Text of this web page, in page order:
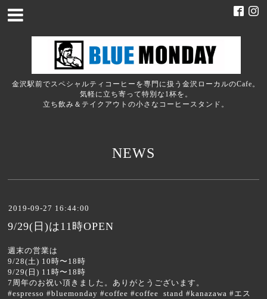
金沢駅前でスペシャルティコーヒーを専門に扱う金沢ローカルのCafe。
気軽に立ち寄って特別な1杯を。
立ち飲み＆テイクアウトの小さなコーヒースタンド。
NEWS
2019-09-27 16:44:00
9/29(日)は11時OPEN
週末の営業は
9/28(土) 10時〜18時
9/29(日) 11時〜18時
7周年のお祝い頂きました。ありがとうございます。
#espresso #bluemonday #coffee #coffee stand #kanazawa #エス